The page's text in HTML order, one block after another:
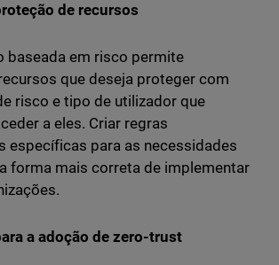
de recursos
baseada em risco permite
que deseja proteger com
risco e tipo de utilizador que
a eles. Criar regras
específicas para as necessidades
forma mais correta de implementar
a adoção de zero-trust